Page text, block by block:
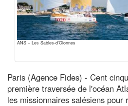
ANS – Les Sables-d'Olonnes
Paris (Agence Fides) - Cent
première traversée de l'océan
les missionnaires salésiens pour